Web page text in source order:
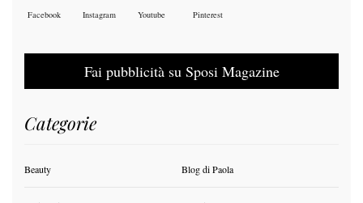
Facebook Instagram Youtube Pinterest
Fai pubblicità su Sposi Magazine
Categorie
Beauty Blog di Paola